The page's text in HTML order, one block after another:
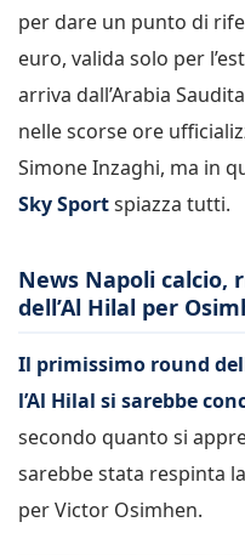
per dare un punto di
euro, valida solo per
arriva dall’Arabia
nelle scorse ore
Simone Inzaghi, ma in
Sky Sportspiazza tutti.
News Napoli
dell’Al Hilal per
Il primissimo round
l’Al Hilal si sarebbe
secondo quanto si
sarebbe stata respinta
per Victor Osimhen.